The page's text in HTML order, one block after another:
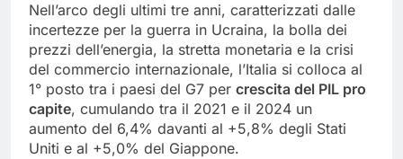
Nell’arco degli ultimi tre anni, caratterizzati dalle
incertezze per la guerra in Ucraina, la bolla dei
prezzi dell’energia, la stretta monetaria e la crisi
del commercio internazionale, l’Italia si colloca al
1° posto tra i paesi del G7 per crescita del PIL pro
capite, cumulando tra il 2021 e il 2024 un
aumento del 6,4% davanti al +5,8% degli Stati
Uniti e al +5,0% del Giappone.